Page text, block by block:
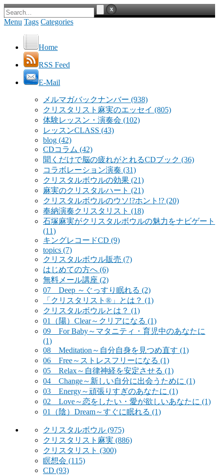
Menu Tags Categories
Home
RSS Feed
E-Mail
メルマガバックナンバー (938)
クリスタリスト麻実のエッセイ (805)
体験レッスン・演奏会 (102)
レッスンCLASS (43)
blog (42)
CDコラム (42)
聞くだけで脳の疲れがとれるCDブック (36)
コラボレーション演奏 (31)
クリスタルボウルの効果 (21)
麻実のクリスタルハート (21)
クリスタルボウルのウソ!?ホント!? (20)
奉納演奏クリスタリスト (18)
石塚麻実がクリスタルボウルの魅力をナビゲート
(11)
キングレコードCD (9)
topics (7)
クリスタルボウル販売 (7)
はじめての方へ (6)
無料メール講座 (2)
07 Deep ～ぐっすり眠れる (2)
「クリスタリスト®」とは？ (1)
クリスタルボウルとは？ (1)
01（陽）Clear～クリアになる (1)
09 For Baby～マタニティ・育児中のあなたに
(1)
08 Meditation～自分自身を見つめ直す (1)
06 Free～ストレスフリーになる (1)
05 Relax～自律神経を安定させる (1)
04 Change～新しい自分に出会うために (1)
03 Energy～頑張りすぎのあなたに (1)
02 Love～恋をしたい・愛が欲しいあなたに (1)
01（陰）Dream～すぐに眠れる (1)
クリスタルボウル (975)
クリスタリスト麻実 (886)
クリスタリスト (300)
瞑想会 (115)
CD (93)